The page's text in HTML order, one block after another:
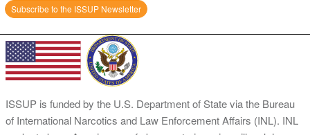
Subscribe to the ISSUP Newsletter
ISSUP is funded by the U.S. Department of State via the Bureau
of International Narcotics and Law Enforcement Affairs (INL). INL